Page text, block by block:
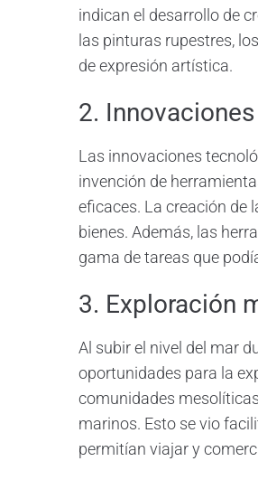
indican el desarrollo de
las pinturas rupestres,
de expresión artística.
2.
Las innovaciones
invención de
eficaces. La creación de
bienes. Además, las
gama de tareas que
3. Exploración
Al subir el nivel del mar
oportunidades para la
comunidades
marinos. Esto se vio
permitían viajar y